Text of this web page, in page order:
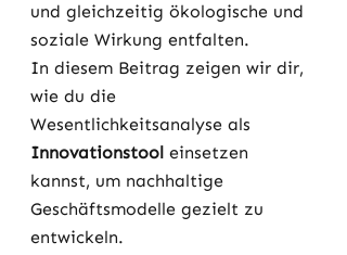
und gleichzeitig ökologische und
soziale Wirkung entfalten.
In diesem Beitrag zeigen wir dir,
wie du die
Wesentlichkeitsanalyse als
Innovationstool einsetzen
kannst, um nachhaltige
Geschäftsmodelle gezielt zu
entwickeln.